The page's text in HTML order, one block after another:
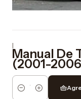
|
Manual De
(2001-
Cantidad